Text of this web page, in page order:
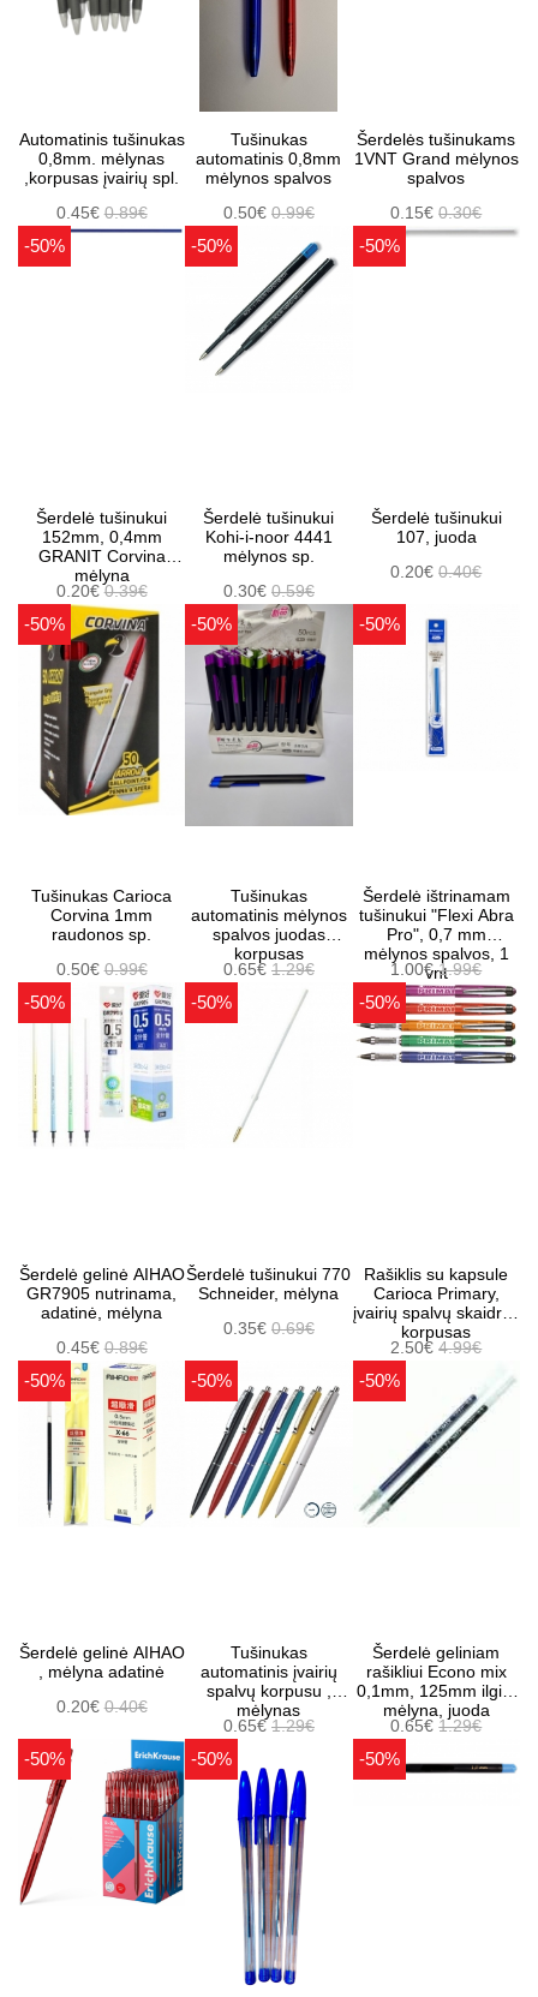
Automatinis tušinukas
0,8mm. mėlynas
,korpusas įvairių spl.
0.45€0.89€
Tušinukas
automatinis 0,8mm
mėlynos spalvos
0.50€ 0.99€
Šerdelės tušinukams
1VNT Grand mėlynos
spalvos
0.15€0.30€
-50%
Šerdelė tušinukui
152mm, 0,4mm
GRANIT Corvina
mėlyna
0.20€0.39€
-50%
Šerdelė tušinukui
Kohi-i-noor 4441
mėlynos sp.
0.30€ 0.59€
-50%
Šerdelė tušinukui
107, juoda
0.20€0.40€
-50%
Tušinukas Carioca
Corvina 1mm
raudonos sp.
0.50€0.99€
-50%
Tušinukas
automatinis mėlynos
spalvos juodas
korpusas
0.65€ 1.29€
-50%
Šerdelė ištrinamam
tušinukui "Flexi Abra
Pro", 0,7 mm
mėlynos spalvos, 1
vnt
1.00€1.99€
-50%
Šerdelė gelinė AIHAO
GR7905 nutrinama,
adatinė, mėlyna
0.45€0.89€
-50%
Šerdelė tušinukui 770
Schneider, mėlyna
0.35€ 0.69€
-50%
Rašiklis su kapsule
Carioca Primary,
įvairių spalvų skaidrus
korpusas
2.50€4.99€
-50%
Šerdelė gelinė AIHAO
, mėlyna adatinė
0.20€0.40€
-50%
Tušinukas
automatinis įvairių
spalvų korpusu ,
mėlynas
0.65€ 1.29€
-50%
Šerdelė geliniam
rašikliui Econo mix
0,1mm, 125mm ilgis,
mėlyna, juoda
0.65€1.29€
-50% -50% -50%